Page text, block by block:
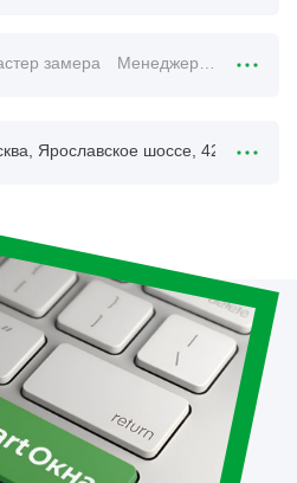
замера Менеджер по продажам
Ярославское шоссе, 42, 4-й